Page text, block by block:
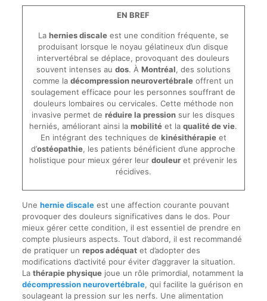
EN BREF
La hernies discaleest une condition fréquente, se
produisant lorsque le noyau gélatineux d’un disque
intervertébral se déplace, provoquant des douleurs
souvent intenses au dos. À Montréal, des solutions
comme ladécompression neurovertébrale offrent un
soulagement efficace pour les personnes souffrant de
douleurs lombaires ou cervicales. Cette méthode non
invasive permet deréduire la pression sur les disques
herniés, améliorant ainsi lamobilité et laqualité de vie.
En intégrant des techniques de kinésithérapieet
d’ostéopathie, les patients bénéficient d’une approche
holistique pour mieux gérer leurdouleur et prévenir les
récidives.
Une hernie discaleest une affection courante pouvant
provoquer des douleurs significatives dans le dos. Pour
mieux gérer cette condition, il est essentiel de prendre en
compte plusieurs aspects. Tout d’abord, il est recommandé
de pratiquer un repos adéquatet d’adopter des
modifications d’activité pour éviter d’aggraver la situation.
La thérapie physiquejoue un rôle primordial, notamment la
décompression neurovertébrale, qui facilite la guérison en
soulageant la pression sur les nerfs. Une alimentation